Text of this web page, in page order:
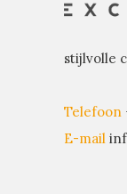
stijlvolle
Telefoon
E-mail